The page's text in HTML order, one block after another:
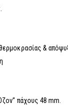
&
πάχους 48 mm.